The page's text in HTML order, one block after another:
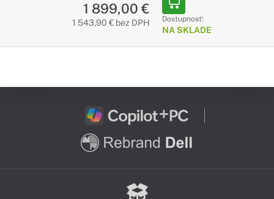
1 899,00 €
1 543,90 € bez DPH Dostupnosť:
NA SKLADE